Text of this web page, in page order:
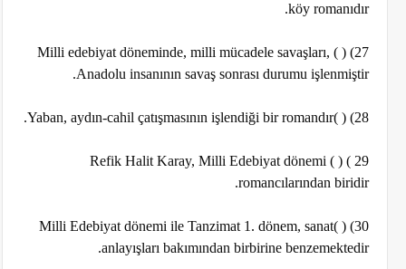
köy romanıdır.
27) ( ) Milli edebiyat döneminde, milli mücadele savaşları,
Anadolu insanının savaş sonrası durumu işlenmiştir.
28) ( )Yaban, aydın-cahil çatışmasının işlendiği bir romandır.
29 ) ( ) Refik Halit Karay, Milli Edebiyat dönemi
romancılarından biridir.
30) ( )Milli Edebiyat dönemi ile Tanzimat 1. dönem, sanat
anlayışları bakımından birbirine benzemektedir.